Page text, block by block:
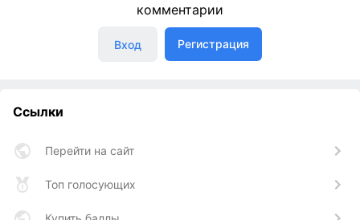
комментарии
Вход Регистрация
Ссылки
Перейти на сайт
Топ голосующих